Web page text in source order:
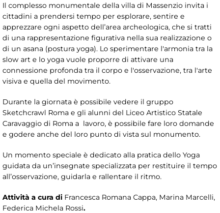
Il complesso monumentale della villa di Massenzio invita i
cittadini a prendersi tempo per esplorare, sentire e
apprezzare ogni aspetto dell’area archeologica, che si tratti
di una rappresentazione figurativa nella sua realizzazione o
di un asana (postura yoga). Lo sperimentare l'armonia tra la
slow art e lo yoga vuole proporre di attivare una
connessione profonda tra il corpo e l'osservazione, tra l'arte
visiva e quella del movimento.
Durante la giornata è possibile vedere il gruppo
Sketchcrawl Roma e gli alunni del Liceo Artistico Statale
Caravaggio di Roma a lavoro, è possibile fare loro domande
e godere anche del loro punto di vista sul monumento.
Un momento speciale è dedicato alla pratica dello Yoga
guidata da un’insegnate specializzata per restituire il tempo
all’osservazione, guidarla e rallentare il ritmo.
Attività a cura di Francesca Romana Cappa, Marina Marcelli,
Federica Michela Rossi.